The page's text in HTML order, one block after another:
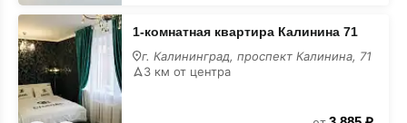
1-
комнатная
квартира
Калинина
71
в
июне
1-комнатная квартира Калинина 71
г. Калининград, проспект Калинина, 71
3 км от центра